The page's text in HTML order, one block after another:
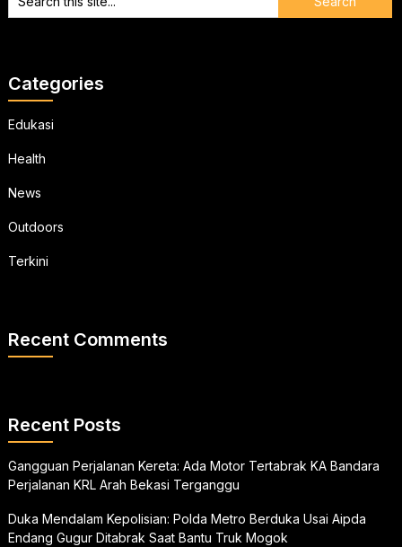
Categories
Edukasi
Health
News
Outdoors
Terkini
Recent Comments
Recent Posts
Gangguan Perjalanan Kereta: Ada Motor Tertabrak KA Bandara
Perjalanan KRL Arah Bekasi Terganggu
Duka Mendalam Kepolisian: Polda Metro Berduka Usai Aipda
Endang Gugur Ditabrak Saat Bantu Truk Mogok